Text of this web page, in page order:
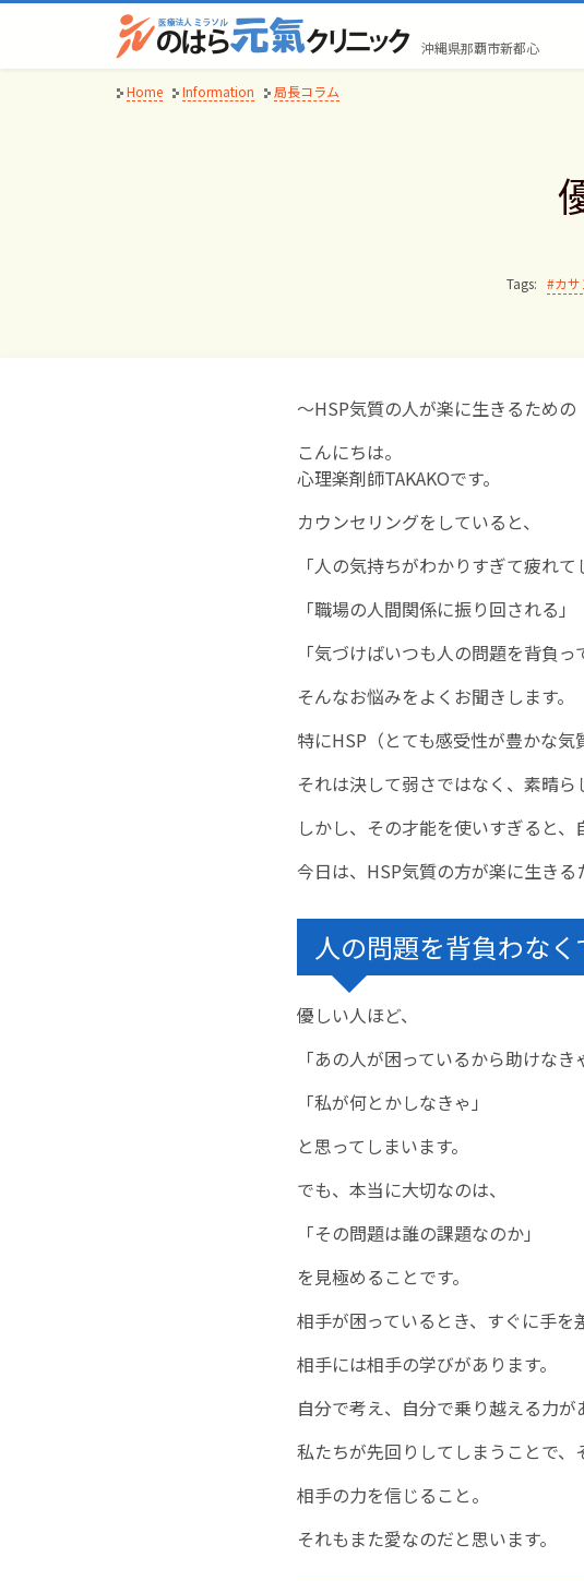
Skip
content
沖縄県那覇市新都心
Home Information 局長コラム
Tags:
カ
～HSP気質の人が楽に生きるため
こんにちは。
心理楽剤師TAKAKOです。
カウンセリングをしていると、
「人の気持ちがわかりすぎて疲れて
「職場の人間関係に振り回される」
「気づけばいつも人の問題を背負っ
そんなお悩みをよくお聞きします。
特にHSP（とても感受性が豊かな気
それは決して弱さではなく、素晴ら
しかし、その才能を使いすぎると、
今日は、HSP気質の方が楽に生きる
人の問題を背負わなく
優しい人ほど、
「あの人が困っているから助けなき
「私が何とかしなきゃ」
と思ってしまいます。
でも、本当に大切なのは、
「その問題は誰の課題なのか」
を見極めることです。
相手が困っているとき、すぐに手を
相手には相手の学びがあります。
自分で考え、自分で乗り越える力が
私たちが先回りしてしまうことで、
相手の力を信じること。
それもまた愛なのだと思います。